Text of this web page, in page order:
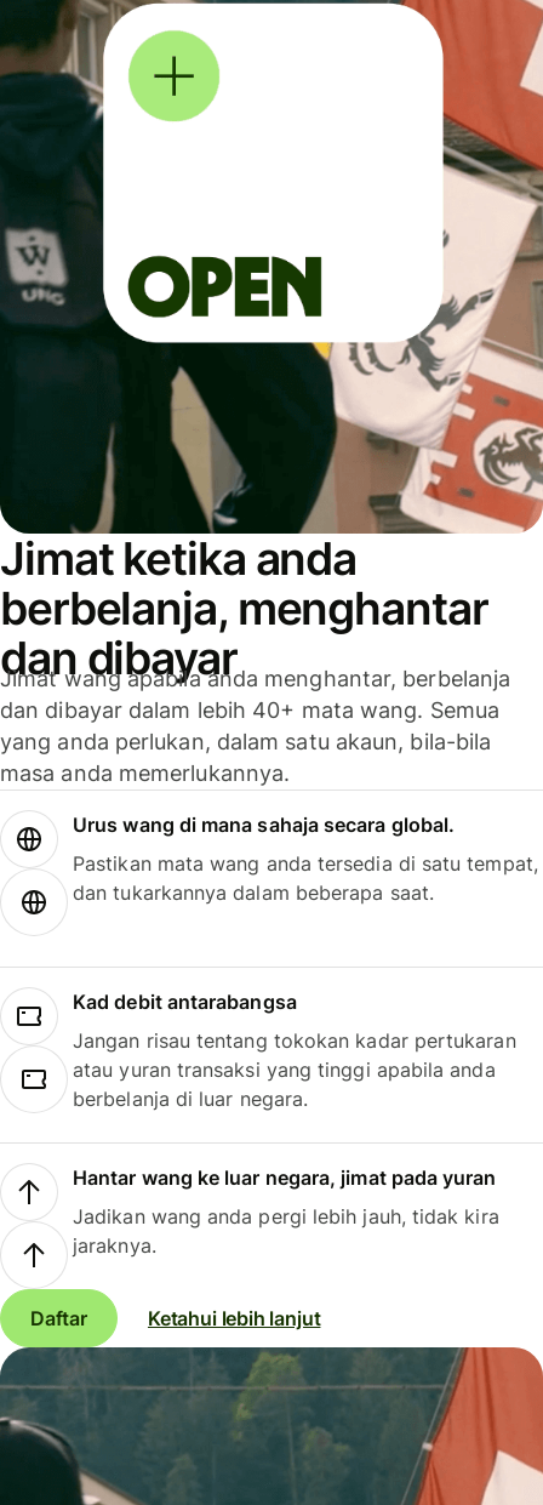
Jimat ketika anda
berbelanja, menghantar
dan dibayar
Jimat wang apabila anda menghantar, berbelanja
dan dibayar dalam lebih 40+ mata wang. Semua
yang anda perlukan, dalam satu akaun, bila-bila
masa anda memerlukannya.
Urus wang di mana sahaja secara global.
Pastikan mata wang anda tersedia di satu tempat,
dan tukarkannya dalam beberapa saat.
Kad debit antarabangsa
Jangan risau tentang tokokan kadar pertukaran
atau yuran transaksi yang tinggi apabila anda
berbelanja di luar negara.
Hantar wang ke luar negara, jimat pada yuran
Jadikan wang anda pergi lebih jauh, tidak kira
jaraknya.
Daftar Ketahui lebih lanjut